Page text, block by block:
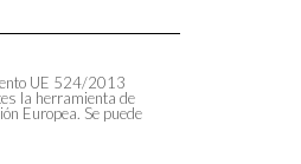
UE 524/2013
la herramienta de
Europea. Se puede